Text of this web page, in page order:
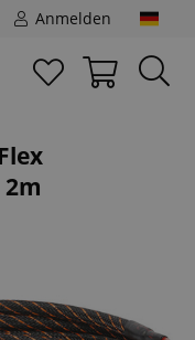
Anmelden